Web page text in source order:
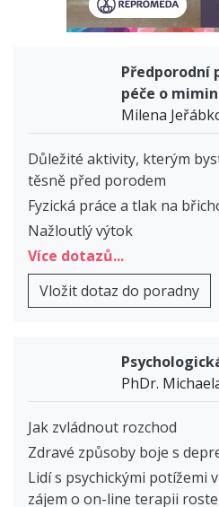
Předporodní
péče o
Milena
Důležité aktivity, kterým
těsně před porodem
Fyzická práce a tlak na
Nažloutlý výtok
Více dotazů...
Vložit dotaz do poradny
PhDr.
Jak zvládnout rozchod
Zdravé způsoby boje s
Lidí s psychickými potížemi
zájem o on-line terapii roste